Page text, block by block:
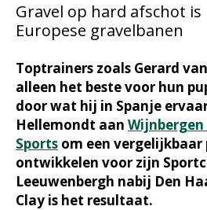
Gravel op hard afschot is
Europese gravelbanen
Toptrainers zoals Gerard
alleen het beste voor hun
door wat hij in Spanje
Hellemondt aan
Sports om een
ontwikkelen voor zijn
Leeuwenbergh nabij Den
Clay is het resultaat.